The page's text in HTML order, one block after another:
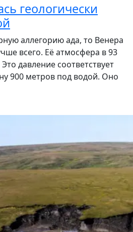
геологически
аллегорию ада, то Венера
всего. Её атмосфера в 93
давление соответствует
900 метров под водой. Оно